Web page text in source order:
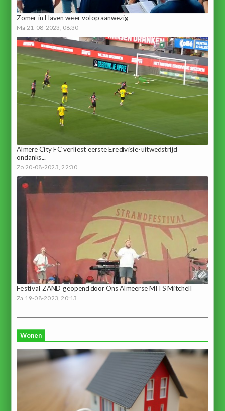
Zomer in Haven weer volop aanwezig
Ma 21-08-2023, 08:30
Almere City FC verliest eerste Eredivisie-uitwedstrijd
ondanks...
Zo 20-08-2023, 22:30
Festival ZAND geopend door Ons Almeerse MITS Mitchell
Za 19-08-2023, 20:13
Wonen